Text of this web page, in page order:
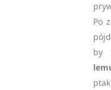
Po
by